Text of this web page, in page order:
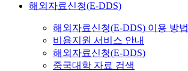
해외자료신청(E-DDS)
해외자료신청(E-DDS) 이용 방법
비용지원 서비스 안내
해외자료신청(E-DDS)
중국대학 자료 검색